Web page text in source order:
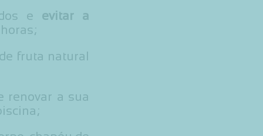
e evitar a
fruta natural
renovar a sua